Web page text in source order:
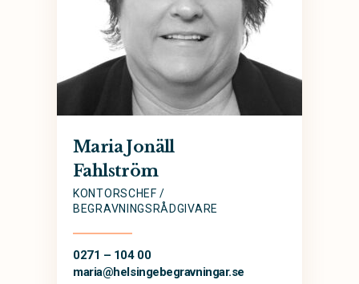
Maria Jonäll
Fahlström
KONTORSCHEF /
BEGRAVNINGSRÅDGIVARE
0271 – 104 00
maria@helsingebegravningar.se